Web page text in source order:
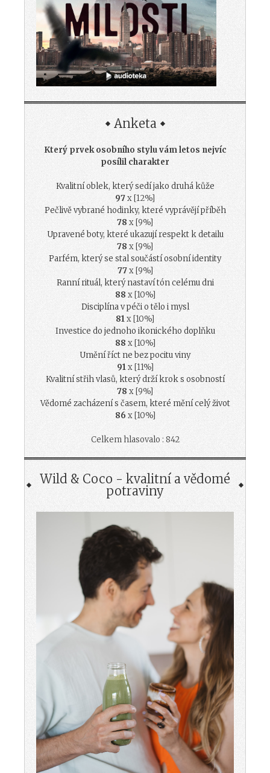
Anketa
Který prvek osobního stylu vám letos nejvíc
posílil charakter
Kvalitní oblek, který sedí jako druhá kůže
97x [12%]
Pečlivě vybrané hodinky, které vyprávějí příběh
78 x [9%]
Upravené boty, které ukazují respekt k detailu
78 x [9%]
Parfém, který se stal součástí osobní identity
77x [9%]
Ranní rituál, který nastaví tón celému dni
88 x [10%]
Disciplína v péči o tělo i mysl
81x [10%]
Investice do jednoho ikonického doplňku
88 x [10%]
Umění říct ne bez pocitu viny
91x [11%]
Kvalitní střih vlasů, který drží krok s osobností
78 x [9%]
Vědomé zacházení s časem, které mění celý život
86 x [10%]
Celkem hlasovalo : 842
Wild & Coco - kvalitní a vědomé
potraviny